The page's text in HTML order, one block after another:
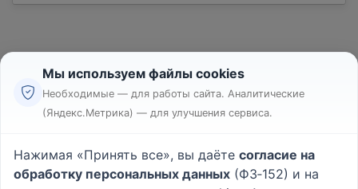
Реклама
Пользовательское соглашение
Политика конфиденциальности
Мы используем файлы cookies
Необходимые — для работы сайта. Аналитические
(Яндекс.Метрика) — для улучшения сервиса.
Нажимая «Принять все», вы даёте согласие на
обработку персональных данных (ФЗ‑152) и на